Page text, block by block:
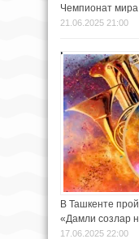
Чемпионат
21.06.2025 21:00
В Ташкенте
«Дамли созлар
17.06.2025 22:00